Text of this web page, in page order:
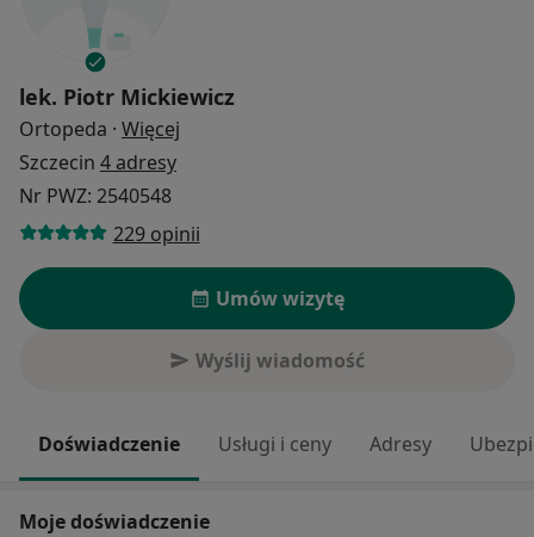
lek. Piotr Mickiewicz
Ortopeda · Więcej
Szczecin 4 adresy
Nr PWZ: 2540548
229 opinii
Umów wizytę
Wyślij wiadomość
Doświadczenie Usługi i ceny Adresy
Moje doświadczenie